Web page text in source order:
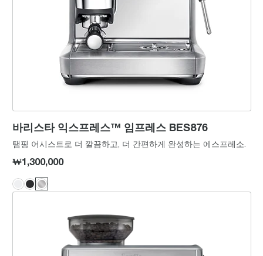
바리스타 익스프레스™ 임프레스 BES876
탬핑 어시스트로 더 깔끔하고, 더 간편하게 완성하는 에스프레소.
₩1,300,000